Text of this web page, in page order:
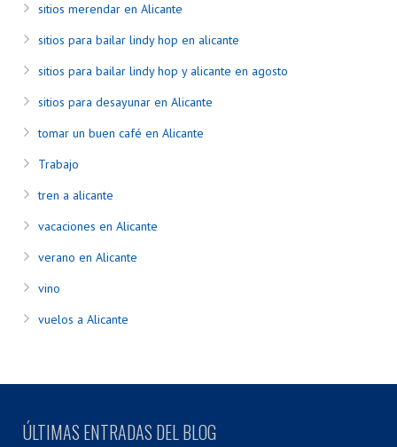
sitios merendar en Alicante
sitios para bailar lindy hop en alicante
sitios para bailar lindy hop y alicante en agosto
sitios para desayunar en Alicante
tomar un buen café en Alicante
Trabajo
tren a alicante
vacaciones en Alicante
verano en Alicante
vino
vuelos a Alicante
ÚLTIMAS ENTRADAS DEL BLOG